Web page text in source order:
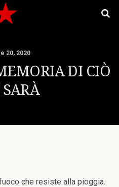
20, 2020
DI CIÒ
SARÀ
che resiste alla pioggia.